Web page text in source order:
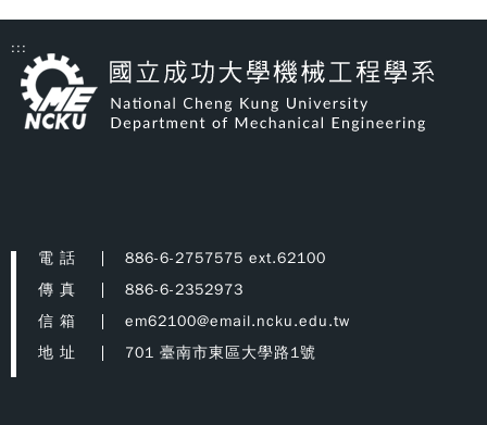
:::
電 話
886-6-2757575 ext.62100
傳 真
886-6-2352973
信 箱
em62100@email.ncku.edu.tw
地 址
701 臺南市東區大學路1號